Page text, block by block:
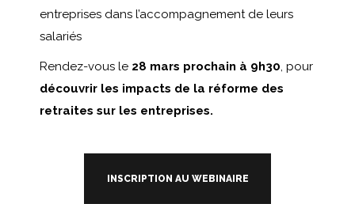
entreprises dans l’accompagnement de leurs
salariés
Rendez-vous le 28 mars prochain à 9h30, pour
découvrir les impacts de la réforme des
retraites sur les entreprises.
INSCRIPTION AU WEBINAIRE